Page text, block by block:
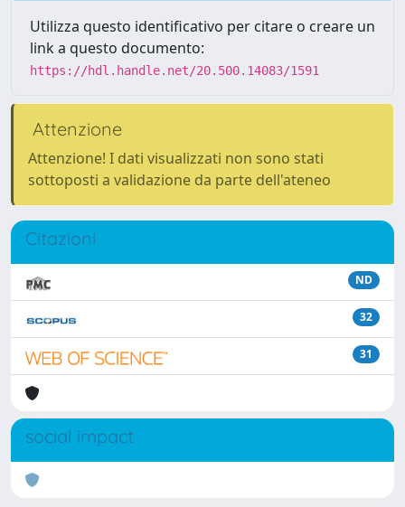
Utilizza questo identificativo per citare o creare un
link a questo documento:
https://hdl.handle.net/20.500.14083/1591
Attenzione
Attenzione! I dati visualizzati non sono stati
sottoposti a validazione da parte dell'ateneo
Citazioni
ND
32
31
social impact